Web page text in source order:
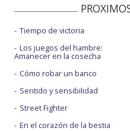
Tiempo de victoria
Los juegos del hambre:
Amanecer en la cosecha
Cómo robar un banco
Sentido y sensibilidad
Street Fighter
En el corazón de la bestia